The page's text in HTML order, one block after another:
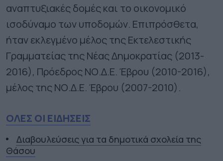
αναπτυξιακές δομές και το οικονομικό
ισοδύναμο των υποδομών. Επιπρόσθετα,
ήταν εκλεγμένο μέλος της Εκτελεστικής
Γραμματείας της Νέας Δημοκρατίας (2013-
2016), Πρόεδρος ΝΟ.Δ.Ε. Έβρου (2010-2016),
μέλος της ΝΟ.Δ.Ε. Έβρου (2007-2010).
ΟΛΕΣ ΟΙ ΕΙΔΗΣΕΙΣ
Διαβουλεύσεις για τα δημοτικά σχολεία της
Θάσου